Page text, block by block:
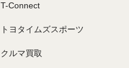
T-Connect
トヨタイムズスポーツ
クルマ買取